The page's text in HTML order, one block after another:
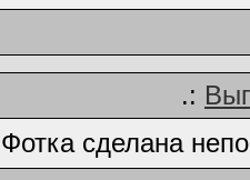
.:
Фотка сделана